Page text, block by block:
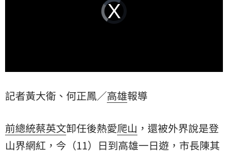
Video
Player
is
loading.
記者黃大衛、何正鳳／高雄報導
前總統蔡英文卸任後熱愛爬山 ，還被外界說是登
山界網紅，今（11）日到高雄一日遊，市長陳其